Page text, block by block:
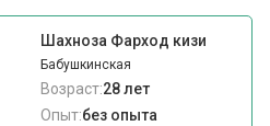
Шахноза Фарход кизи
Бабушкинская
Возраст:28 лет
Опыт:без опыта